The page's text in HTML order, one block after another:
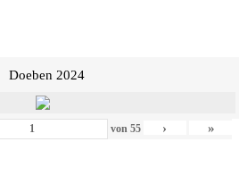
Doeben 2024
von 55 › »